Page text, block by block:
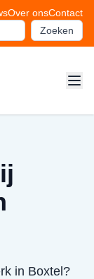
Over onsContact
Zoeken
in Boxtel?